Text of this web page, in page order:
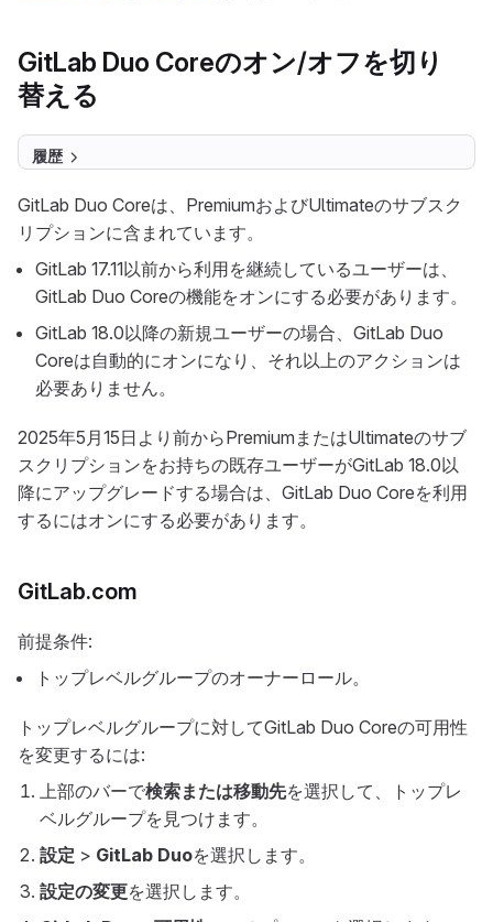
GitLab Duo Coreのオン/オフを切り
替える
履歴
GitLab Duo Coreは、PremiumおよびUltimateのサブスク
リプションに含まれています。
GitLab 17.11以前から利用を継続しているユーザーは、
GitLab Duo Coreの機能をオンにする必要があります。
GitLab 18.0以降の新規ユーザーの場合、GitLab Duo
Coreは自動的にオンになり、それ以上のアクションは
必要ありません。
2025年5月15日より前からPremiumまたはUltimateのサブ
スクリプションをお持ちの既存ユーザーがGitLab 18.0以
降にアップグレードする場合は、GitLab Duo Coreを利用
するにはオンにする必要があります。
GitLab.com
前提条件:
トップレベルグループのオーナーロール。
トップレベルグループに対してGitLab Duo Coreの可用性
を変更するには:
上部のバーで検索または移動先を選択して、トップレ
ベルグループを見つけます。
設定 > GitLab Duoを選択します。
設定の変更を選択します。